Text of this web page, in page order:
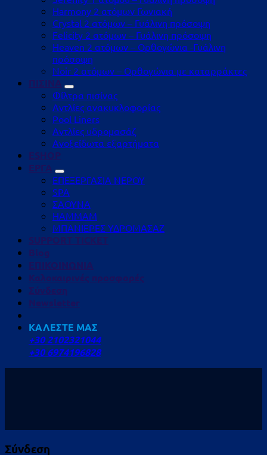
Harmony 2 ατόμων Γωνιακή
Crystal 2 ατόμων – Γυάλινη πρόσοψη
Felicity 2 ατόμων – Γυάλινη πρόσοψη
Heaven 2 ατόμων – Ορθογώνια -Γυάλινη
πρόσοψη
Noir 2 ατόμων – Ορθογώνια με καταρράκτες
ΠΙΣΙΝΑ
Φίλτρα πισίνας
Αντλίες ανακυκλοφορίας
Pool Liners
Αντλίες υδρομασάζ
Ανοξείδωτα εξαρτήματα
ESHOP
ΕΡΓΑ
ΕΠΕΞΕΡΓΑΣΙΑ ΝΕΡΟΥ
SPA
ΣΑΟΥΝΑ
HAMMAM
ΜΠΑΝΙΕΡΕΣ ΥΔΡΟΜΑΣΑΖ
SUPPORT TICKET
Blog
ΕΠΙΚΟΙΝΩΝΙΑ
Καλοκαιρινές προσφορές
Σύνδεση
Newsletter
ΚΑΛΕΣΤΕ ΜΑΣ
+30 2102321044
+30 6974196828
Σύνδεση